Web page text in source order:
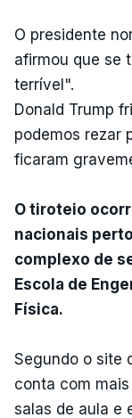
O presidente
afirmou que se
terrível".
Donald Trump
podemos rezar
ficaram
O tiroteio
nacionais
complexo de
Escola de
Física.
Segundo o site
conta com
salas de aula e